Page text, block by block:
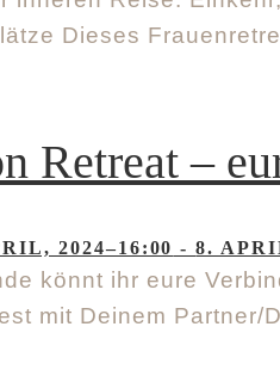
Dieses
Retreat –
2024–16:00 -8.
könnt ihr eure
mit Deinem